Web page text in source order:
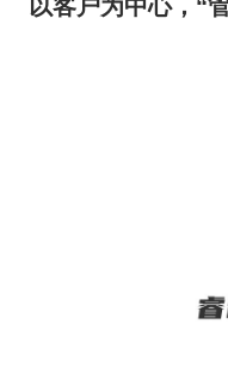
以客户为中心，“